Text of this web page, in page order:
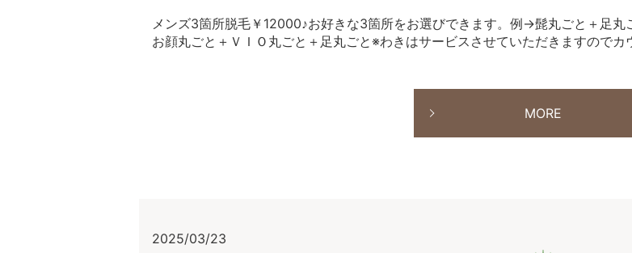
メンズ3箇所脱毛￥12000♪お好きな3箇所をお選びできます。例→髭丸ごと＋足
お顔丸ごと＋ＶＩＯ丸ごと＋足丸ごと※わきはサービスさせていただきますので
MORE
2025/03/23